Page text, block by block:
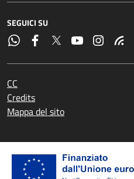
SEGUICI SU
CC
Credits
Mappa del sito